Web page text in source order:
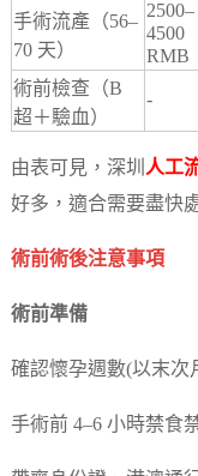
手術流產（56–
70 天）
2500–
4500
RMB
術前檢查（B
超＋驗血）
-
由表可見，深圳 人工
好多，適合需要盡快
術前術後注意事項
術前準備
確認懷孕週數(以末次
手術前 4–6 小時禁食